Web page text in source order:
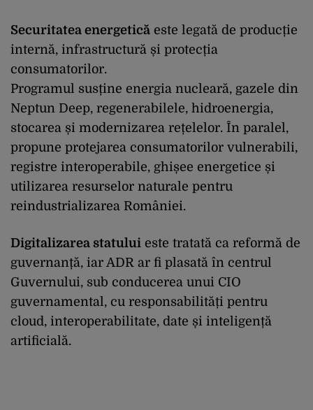
Securitatea energetică este legată de producție
internă, infrastructură și protecția
consumatorilor.
Programul susține energia nucleară, gazele din
Neptun Deep, regenerabilele, hidroenergia,
stocarea și modernizarea rețelelor. În paralel,
propune protejarea consumatorilor vulnerabili,
registre interoperabile, ghișee energetice și
utilizarea resurselor naturale pentru
reindustrializarea României.
Digitalizarea statului este tratată ca reformă de
guvernanță, iar ADR ar fi plasată în centrul
Guvernului, sub conducerea unui CIO
guvernamental, cu responsabilități pentru
cloud, interoperabilitate, date și inteligență
artificială.